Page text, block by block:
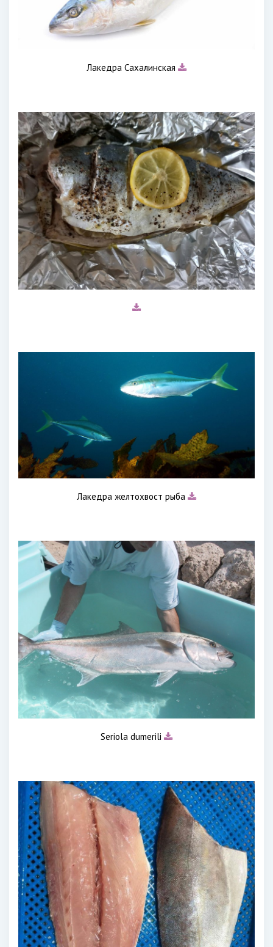
Лакедра Сахалинская
Лакедра желтохвост рыба
Seriola dumerili